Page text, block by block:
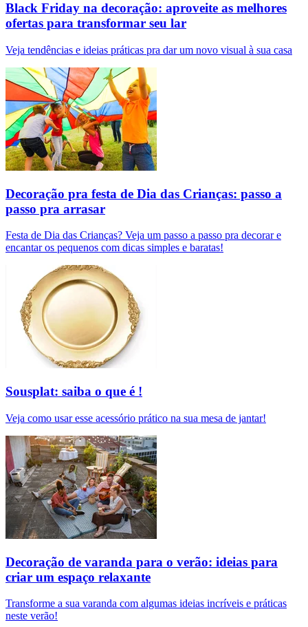
Black Friday na decoração: aproveite as melhores
ofertas para transformar seu lar
Veja tendências e ideias práticas pra dar um novo visual à sua casa
Decoração pra festa de Dia das Crianças: passo a
passo pra arrasar
Festa de Dia das Crianças? Veja um passo a passo pra decorar e
encantar os pequenos com dicas simples e baratas!
Sousplat: saiba o que é !
Veja como usar esse acessório prático na sua mesa de jantar!
Decoração de varanda para o verão: ideias para
criar um espaço relaxante
Transforme a sua varanda com algumas ideias incríveis e práticas
neste verão!